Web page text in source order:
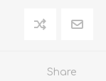
Share